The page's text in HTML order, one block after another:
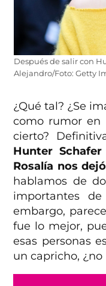
Después de salir con
Alejandro/Foto: Getty
¿Qué tal? ¿Se
como rumor en
cierto?
Hunter
Rosalía nos
hablamos de
importantes
embargo,
fue lo mejor,
esas personas
un capricho, ¿no